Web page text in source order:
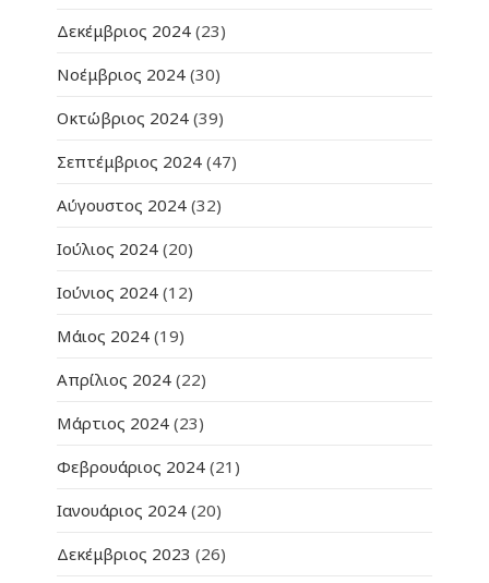
Δεκέμβριος 2024 (23)
Νοέμβριος 2024 (30)
Οκτώβριος 2024 (39)
Σεπτέμβριος 2024 (47)
Αύγουστος 2024 (32)
Ιούλιος 2024 (20)
Ιούνιος 2024 (12)
Μάιος 2024 (19)
Απρίλιος 2024 (22)
Μάρτιος 2024 (23)
Φεβρουάριος 2024 (21)
Ιανουάριος 2024 (20)
Δεκέμβριος 2023 (26)